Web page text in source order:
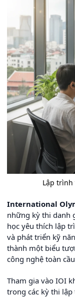
Lập trình
International
những kỳ thi danh
học yêu thích lập
và phát triển kỹ
thành một biểu
công nghệ toàn
Tham gia vào IOI
trong các kỳ thi